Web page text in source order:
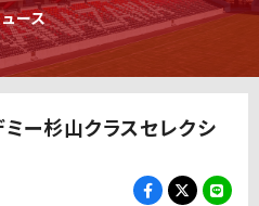
ース
ー杉山クラスセレクシ